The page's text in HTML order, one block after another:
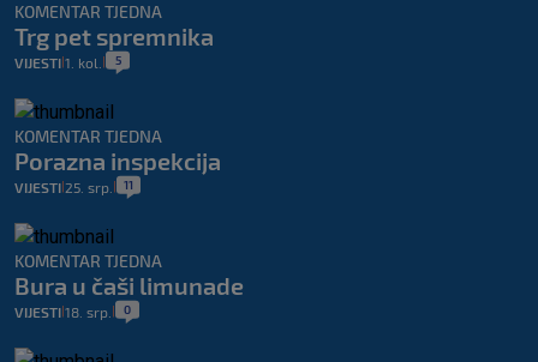
KOMENTAR TJEDNA
Trg pet spremnika
VIJESTI 1. kol. 5
KOMENTAR TJEDNA
Porazna inspekcija
VIJESTI 25. srp. 11
KOMENTAR TJEDNA
Bura u čaši limunade
VIJESTI 18. srp. 0